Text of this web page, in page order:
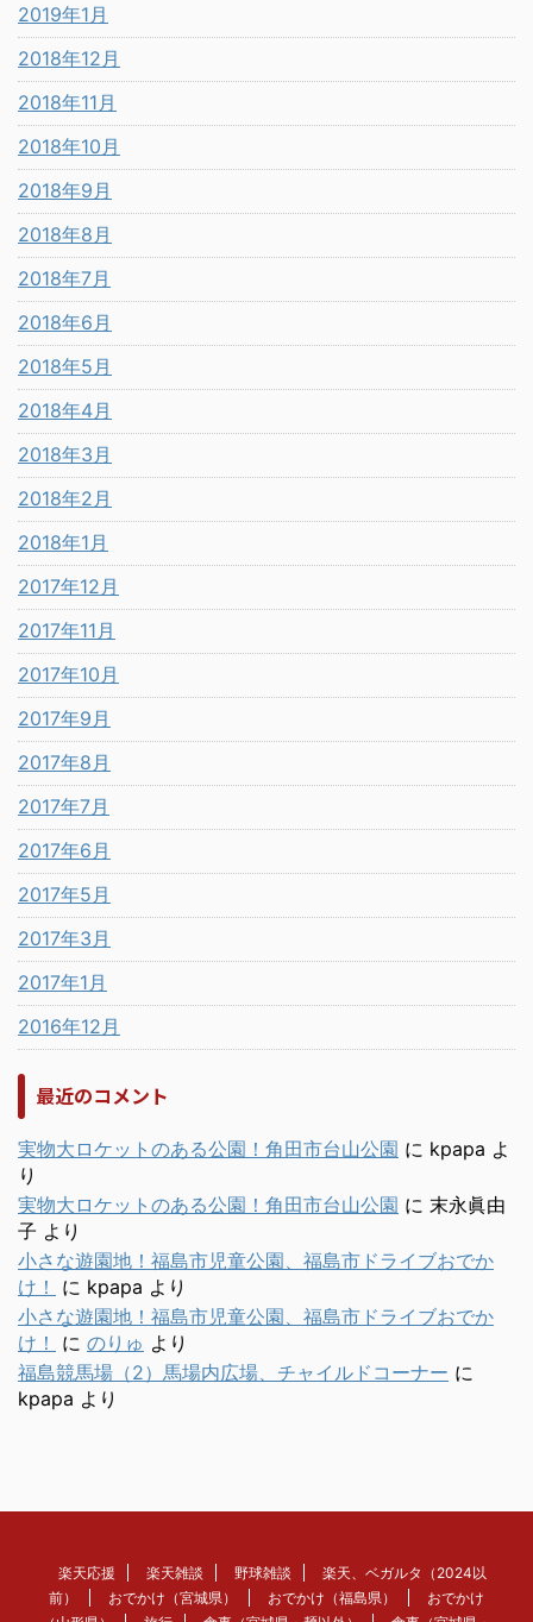
2019年1月
2018年12月
2018年11月
2018年10月
2018年9月
2018年8月
2018年7月
2018年6月
2018年5月
2018年4月
2018年3月
2018年2月
2018年1月
2017年12月
2017年11月
2017年10月
2017年9月
2017年8月
2017年7月
2017年6月
2017年5月
2017年3月
2017年1月
2016年12月
最近のコメント
実物大ロケットのある公園！角田市台山公園 に kpapa よ
り
実物大ロケットのある公園！角田市台山公園 に 末永眞由
子 より
小さな遊園地！福島市児童公園、福島市ドライブおでか
け！
に kpapa より
小さな遊園地！福島市児童公園、福島市ドライブおでか
け！
に のりゅ より
福島競馬場（2）馬場内広場、チャイルドコーナー に
kpapa より
楽天応援 楽天雑談 野球雑談
楽天、ベガルタ（2024以
前）
おでかけ（宮城県） おでかけ（福島県）
おでかけ